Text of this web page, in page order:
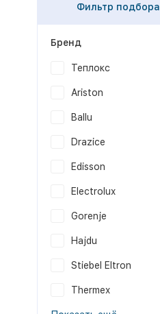
Фильтр подбора
Бренд
Теплокс
Ariston
Ballu
Drazice
Edisson
Electrolux
Gorenje
Hajdu
Stiebel Eltron
Thermex